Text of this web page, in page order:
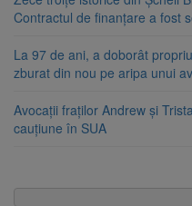
Contractul de finanțare a fost
La 97 de ani, a doborât
zburat din nou pe aripa unui
Avocații fraților Andrew și
cauțiune în SUA